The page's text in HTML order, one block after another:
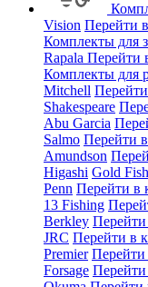
Vision Перейти
Комплекты для
Rapala Перейти
Комплекты для
Mitchell
Shakespeare
Abu Garcia
Salmo Перейти
Amundson
Higashi Gold Fish
Penn Перейти в
13 Fishing
Berkley
JRC Перейти в
Premier Перейти
Forsage